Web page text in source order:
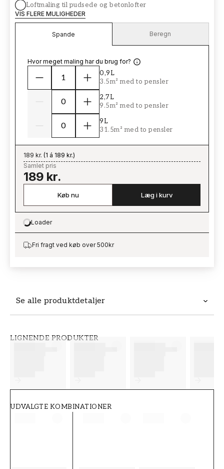
Se alle produktdetaljer
LIGNENDE PRODUKTER
UDVALGTE KOMBINATIONER
Loftmaling til pudsede og betonlofter
VIS FLERE MULIGHEDER
Spande Beregn
Hvor meget maling har du brug for?
0,9L
3.5m² med to pensler
2,7L
9.5m² med to pensler
9L
31.5m² med to pensler
189 kr. (1 á 189 kr.)
Samlet pris
189 kr.
Køb nu Læg i kurv
Loading…
Loader
Fri fragt ved køb over 500kr